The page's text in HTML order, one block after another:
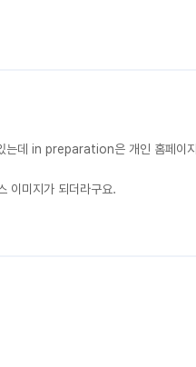
데 in preparation은 개인 홈페이지
이미지가 되더라구요.